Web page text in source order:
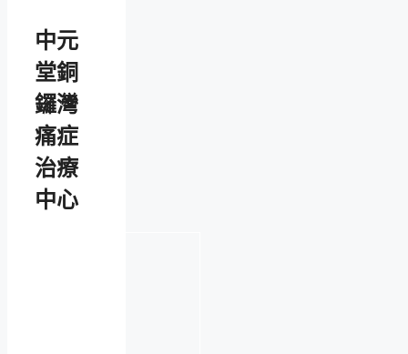
中元
堂銅
鑼灣
痛症
治療
中心